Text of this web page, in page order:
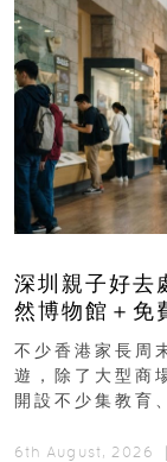
深圳親子好去
然博物館＋免
齡、交通、門
不少香港家長周
遊，除了大型商
開設不少集教育
6th August, 2026